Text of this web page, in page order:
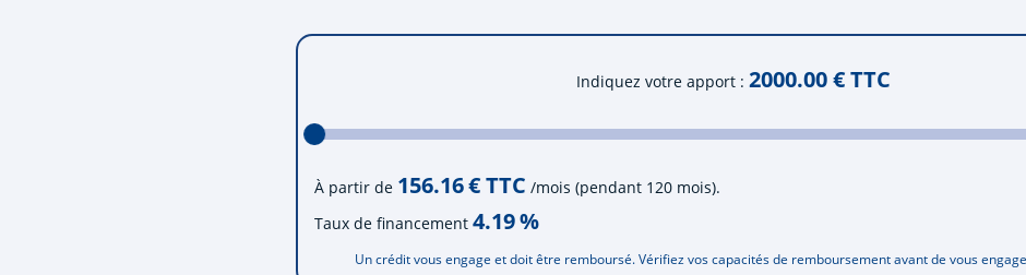
Indiquez votre apport 2000.00€ TTC
À partir de 156.16€ TTC /mois (pendant 120 mois).
Taux de financement 4.19%
Un crédit vous engage et doit être remboursé. Vérifiez vos capacités de remboursement avant de vous